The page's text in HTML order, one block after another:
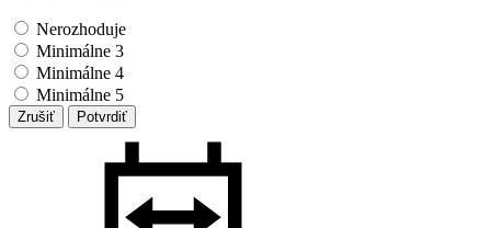
Nerozhoduje
Minimálne 3
Minimálne 4
Minimálne 5
Zrušiť Potvrdiť